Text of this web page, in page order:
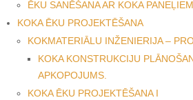
ĒKU SANĒŠANA AR KOKA
KOKA ĒKU PROJEKTĒŠANA
KOKMATERIĀLU INŽENIERIJA –
KOKA KONSTRUKCIJU
APKOPOJUMS.
KOKA ĒKU PROJEKTĒŠANA I